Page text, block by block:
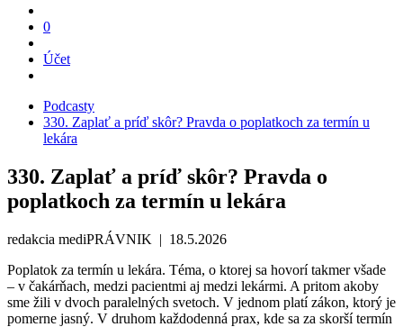
0
Účet
Podcasty
330. Zaplať a príď skôr? Pravda o poplatkoch za termín u
lekára
330. Zaplať a príď skôr? Pravda o
poplatkoch za termín u lekára
redakcia mediPRÁVNIK | 18.5.2026
Poplatok za termín u lekára. Téma, o ktorej sa hovorí takmer všade
– v čakárňach, medzi pacientmi aj medzi lekármi. A pritom akoby
sme žili v dvoch paralelných svetoch. V jednom platí zákon, ktorý je
pomerne jasný. V druhom každodenná prax, kde sa za skorší termín